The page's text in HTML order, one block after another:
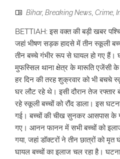
Bihar, Breaking News, Crime,
BETTIAH: इस वक्त की बड़ी खबर
जहां भीषण सड़क हादसे में तीन स्कूली
तीन बच्चे गंभीर रूप से घायल हो गए हैं।
मुफस्सिल थाना क्षेत्र के मारूति एजेंसी के
हर दिन की तरह शुक्रवार को भी बचचे
घर लौट रहे थे। इसी दौरान तेज
रहे स्कूली बच्चों को रौंद डाला। इस
गई। बच्चों की चीख सुनकर आसपास के
गए। आनन फानन में सभी बच्चों को
गया, जहां डॉक्टरों ने तीन छात्रों को मृत
घायल बच्चों का इलाज चल रहा है।